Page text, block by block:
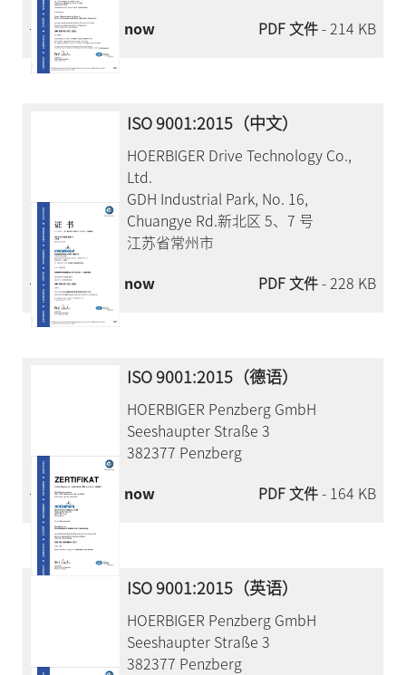
Download now
PDF 文件- 214 KB
ISO 9001:2015（中文）
HOERBIGER Drive Technology Co.,
Ltd.
GDH Industrial Park, No. 16,
Chuangye Rd.新北区 5、7 号
江苏省常州市
Download now
PDF 文件- 228 KB
ISO 9001:2015（德语）
HOERBIGER Penzberg GmbH
Seeshaupter Straße 3
382377 Penzberg
Download now
PDF 文件- 164 KB
ISO 9001:2015（英语）
HOERBIGER Penzberg GmbH
Seeshaupter Straße 3
382377 Penzberg